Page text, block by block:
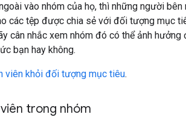
vào nhóm của họ, thì những người
các tệp được chia sẻ với đối tượng mục
cân nhắc xem nhóm đó có thể ảnh hưởng
bạn hay không.
viên khỏi đối tượng mục tiêu.
trong nhóm